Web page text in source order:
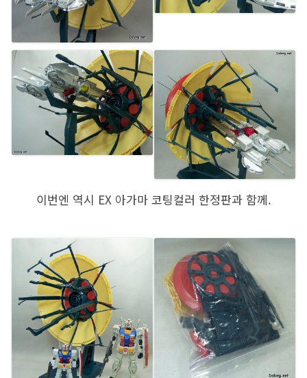
이번엔 역시 EX 아가마 코팅컬러 한정판과 함께.